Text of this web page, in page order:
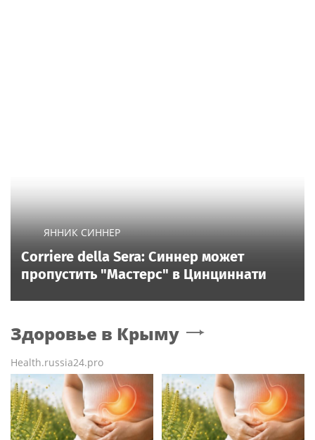
ЯННИК СИННЕР
Corriere della Sera: Синнер может
пропустить "Мастерс" в Цинциннати
Здоровье в Крыму
Health.russia24.pro